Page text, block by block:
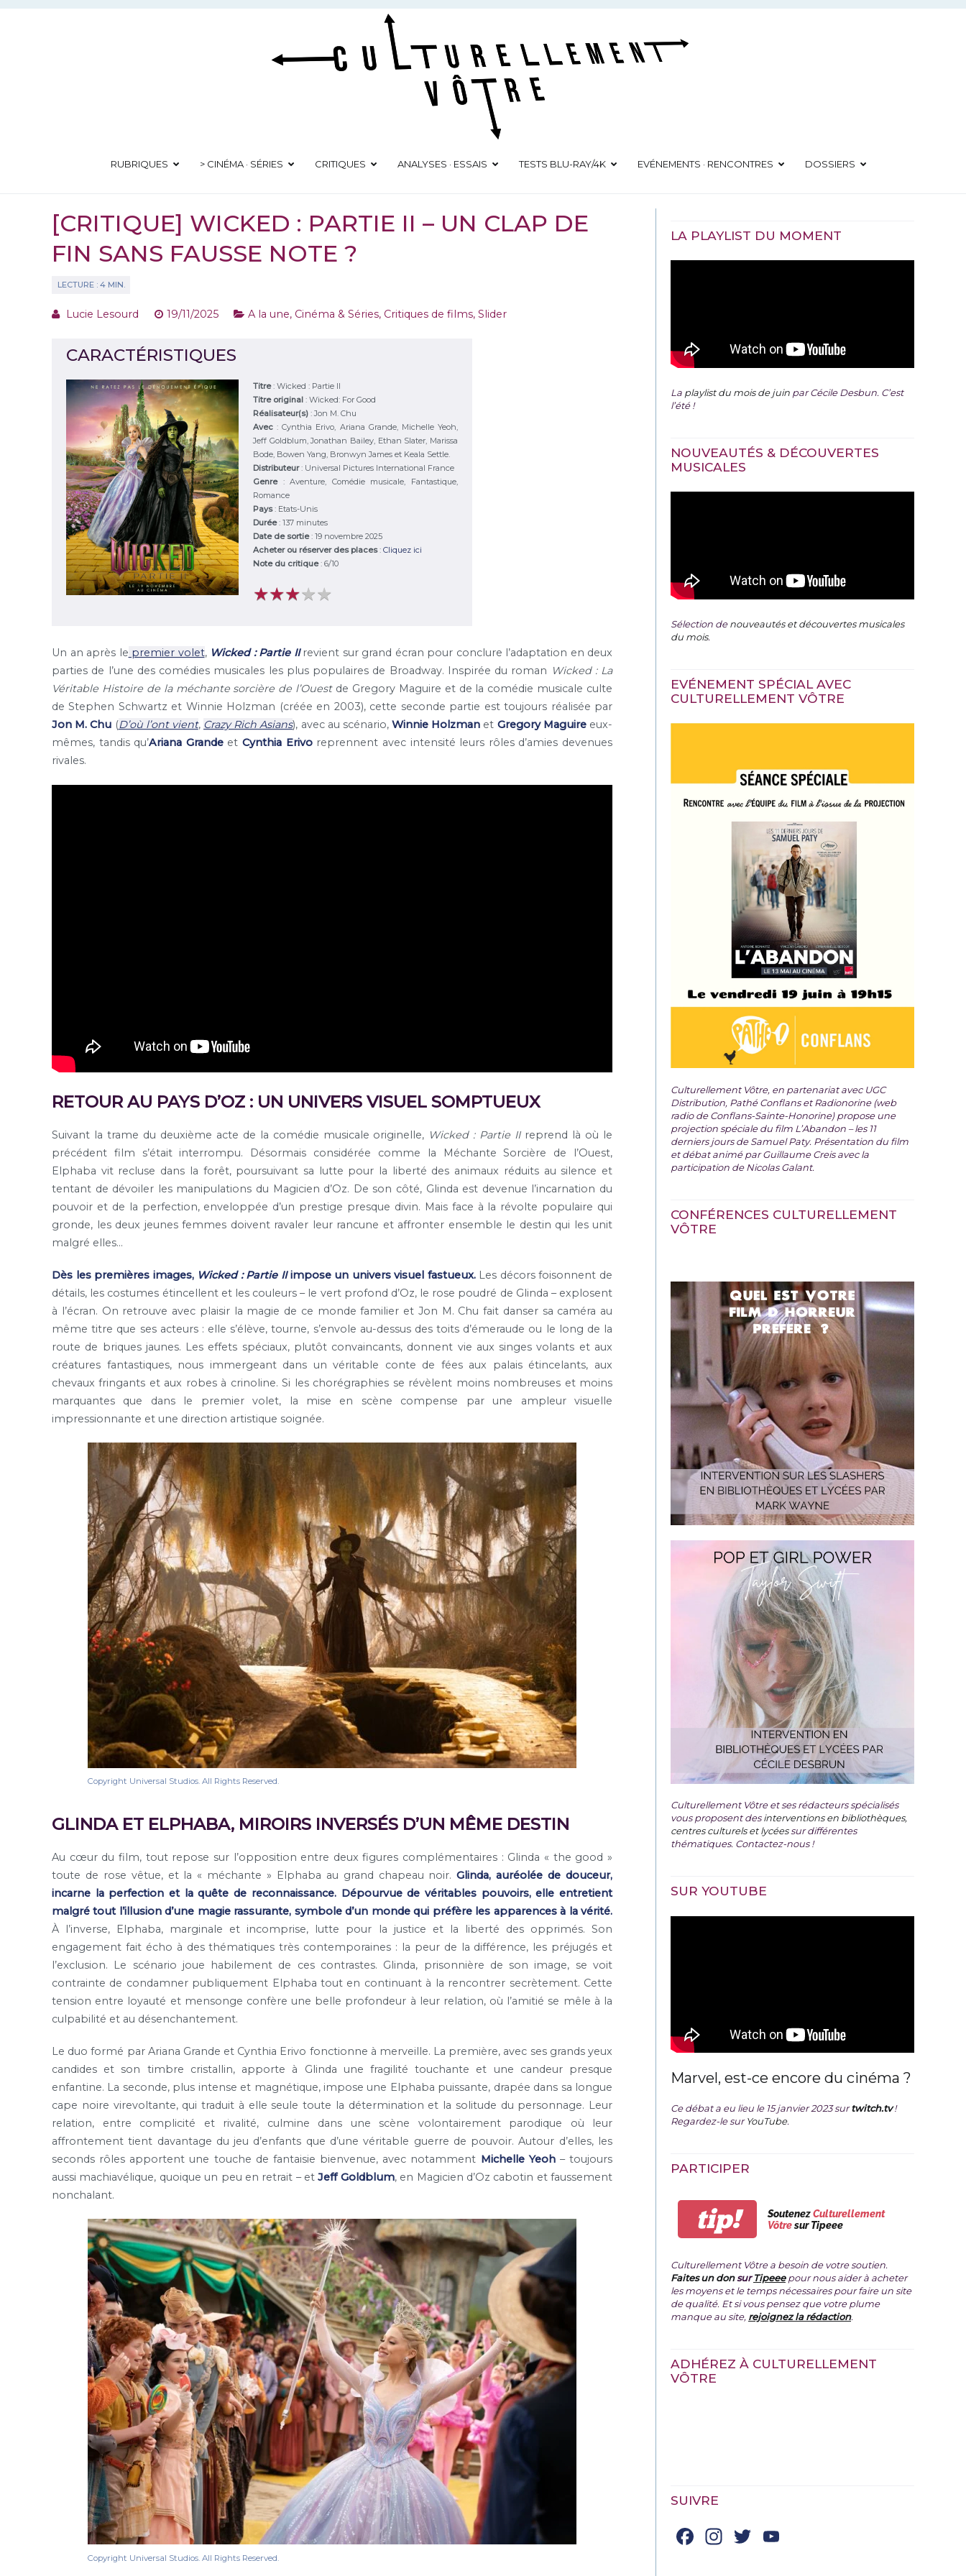
Aller
Culturellement Vôtre
RUBRIQUES > CINÉMA · SÉRIES CRITIQUES ANALYSES · ESSAIS TESTS BLU-RAY/4K EVÉNEMENTS · RENCONTRES DOSSIERS
[CRITIQUE] WICKED : PARTIE II – UN CLAP DE
FIN SANS FAUSSE NOTE ?
Lucie Lesourd 19/11/2025 A la une, Cinéma & Séries, Critiques de films,Slider
CARACTÉRISTIQUES
Titre: Wicked : Partie II
Titre original : Wicked: For Good
Réalisateur(s) :Jon M. Chu
Avec:Cynthia Erivo, Ariana Grande, Michelle Yeoh,
Jeff Goldblum, Jonathan Bailey, Ethan Slater, Marissa
Bode, Bowen Yang, Bronwyn James et Keala Settle.
Distributeur: Universal Pictures International France
Genre :Aventure, Comédie musicale, Fantastique,
Romance
Pays: Etats-Unis
Durée: 137 minutes
Date de sortie: 19 novembre 2025
Acheter ou réserver des places: Cliquez ici
Note du critique: 6/10
★★★★★
★★★★★
Un an après le premier volet, Wicked : Partie II revient sur grand écran pour conclure l’adaptation en deux
parties de l’une des comédies musicales les plus populaires de Broadway. Inspirée du roman Wicked : La
Véritable Histoire de la méchante sorcière de l’Ouestde Gregory Maguire et de la comédie musicale culte
de Stephen Schwartz et Winnie Holzman (créée en 2003), cette seconde partie est toujours réalisée par
Jon M. Chu (D’où l’ont vient, Crazy Rich Asians), avec au scénario,Winnie Holzman et Gregory Maguireeux-
mêmes, tandis qu’Ariana GrandeetCynthia Erivoreprennent avec intensité leurs rôles d’amies devenues
rivales.
RETOUR AU PAYS D’OZ : UN UNIVERS VISUEL SOMPTUEUX
Suivant la trame du deuxième acte de la comédie musicale originelle, Wicked : Partie IIreprend là où le
précédent film s’était interrompu. Désormais considérée comme la Méchante Sorcière de l’Ouest,
Elphaba vit recluse dans la forêt, poursuivant sa lutte pour la liberté des animaux réduits au silence et
tentant de dévoiler les manipulations du Magicien d’Oz. De son côté, Glinda est devenue l’incarnation du
pouvoir et de la perfection, enveloppée d’un prestige presque divin. Mais face à la révolte populaire qui
gronde, les deux jeunes femmes doivent ravaler leur rancune et affronter ensemble le destin qui les unit
malgré elles…
Dès les premières images, Wicked : Partie IIimpose un univers visuel fastueux.Les décors foisonnent de
détails, les costumes étincellent et les couleurs – le vert profond d’Oz, le rose poudré de Glinda – explosent
à l’écran. On retrouve avec plaisir la magie de ce monde familier et Jon M. Chu fait danser sa caméra au
même titre que ses acteurs : elle s’élève, tourne, s’envole au-dessus des toits d’émeraude ou le long de la
route de briques jaunes. Les effets spéciaux, plutôt convaincants, donnent vie aux singes volants et aux
créatures fantastiques, nous immergeant dans un véritable conte de fées aux palais étincelants, aux
chevaux fringants et aux robes à crinoline. Si les chorégraphies se révèlent moins nombreuses et moins
marquantes que dans le premier volet, la mise en scène compense par une ampleur visuelle
impressionnante et une direction artistique soignée.
Copyright Universal Studios. All Rights Reserved.
GLINDA ET ELPHABA, MIROIRS INVERSÉS D’UN MÊME DESTIN
Au cœur du film, tout repose sur l’opposition entre deux figures complémentaires : Glinda « the good »
toute de rose vêtue, et la « méchante » Elphaba au grand chapeau noir.Glinda, auréolée de douceur,
incarne la perfection et la quête de reconnaissance. Dépourvue de véritables pouvoirs, elle entretient
malgré tout l’illusion d’une magie rassurante, symbole d’un monde qui préfère les apparences à la vérité.
À l’inverse, Elphaba, marginale et incomprise, lutte pour la justice et la liberté des opprimés. Son
engagement fait écho à des thématiques très contemporaines : la peur de la différence, les préjugés et
l’exclusion. Le scénario joue habilement de ces contrastes. Glinda, prisonnière de son image, se voit
contrainte de condamner publiquement Elphaba tout en continuant à la rencontrer secrètement. Cette
tension entre loyauté et mensonge confère une belle profondeur à leur relation, où l’amitié se mêle à la
culpabilité et au désenchantement.
Le duo formé par Ariana Grande et Cynthia Erivo fonctionne à merveille. La première, avec ses grands yeux
candides et son timbre cristallin, apporte à Glinda une fragilité touchante et une candeur presque
enfantine. La seconde, plus intense et magnétique, impose une Elphaba puissante, drapée dans sa longue
cape noire virevoltante, qui traduit à elle seule toute la détermination et la solitude du personnage. Leur
relation, entre complicité et rivalité, culmine dans une scène volontairement parodique où leur
affrontement tient davantage du jeu d’enfants que d’une véritable guerre de pouvoir. Autour d’elles, les
seconds rôles apportent une touche de fantaisie bienvenue, avec notamment Michelle Yeoh– toujours
aussi machiavélique, quoique un peu en retrait – etJeff Goldblum, en Magicien d’Oz cabotin et faussement
nonchalant.
Copyright Universal Studios. All Rights Reserved.
LA PLAYLIST DU MOMENT
La playlist du mois de juin par Cécile Desbun. C’est
l’été !
NOUVEAUTÉS & DÉCOUVERTES
MUSICALES
Sélection denouveautés et découvertes musicales
du mois.
EVÉNEMENT SPÉCIAL AVEC
CULTURELLEMENT VÔTRE
Culturellement Vôtre, en partenariat avec UGC
Distribution, Pathé Conflans et Radionorine (web
radio de Conflans-Sainte-Honorine) propose une
projection spéciale du film L’Abandon – les 11
derniers jours de Samuel Paty. Présentation du film
et débat animé par Guillaume Creis avec la
participation de Nicolas Galant.
CONFÉRENCES CULTURELLEMENT
VÔTRE
Culturellement Vôtre et ses rédacteurs spécialisés
vous proposent desinterventions en bibliothèques,
centres culturels et lycéessur différentes
thématiques. Contactez-nous !
SUR YOUTUBE
Marvel, est-ce encore du cinéma ?
Ce débat a eu lieu le 15 janvier 2023 surtwitch.tv !
Regardez-le surYouTube.
PARTICIPER
tip! SoutenezCulturellement
Vôtresur Tipeee
Culturellement Vôtre a besoin de votre soutien.
Faites un donsurTipeeepour nous aider à acheter
les moyens et le temps nécessaires pour faire un site
de qualité. Et si vous pensez que votre plume
manque au site, rejoignez la rédaction.
ADHÉREZ À CULTURELLEMENT
VÔTRE
SUIVRE
Facebook
Instagram
Twitter